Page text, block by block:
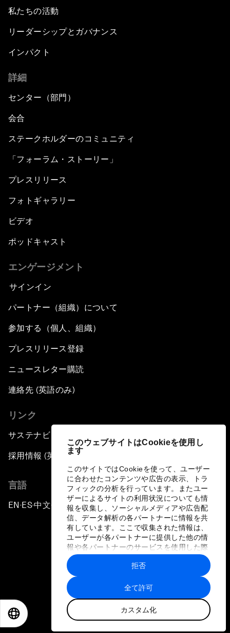
このウェブサイトはCookieを使用し
ます
このサイトではCookieを使って、ユーザー
に合わせたコンテンツや広告の表示、トラ
フィックの分析を行っています。またユー
ザーによるサイトの利用状況についても情
報を収集し、ソーシャルメディアや広告配
信、データ解析の各パートナーに情報を共
有しています。ここで収集された情報は、
ユーザーが各パートナーに提供した他の情
報や各パートナーのサービスを使用した際
に収集された情報と組み合わされ、各パー
トナーによって使用されることがありま
す。
全て許可
カスタム化
拒否
私たちの活動
リーダーシップとガバナンス
インパクト
詳細
センター（部門）
会合
ステークホルダーのコミュニティ
「フォーラム・ストーリー」
プレスリリース
フォトギャラリー
ビデオ
ポッドキャスト
エンゲージメント
サインイン
パートナー（組織）について
参加する（個人、組織）
プレスリリース登録
ニュースレター購読
連絡先 (英語のみ)
リンク
サステナビリティへの取り組み
採用情報 (英語のみ)
言語
EN ▪ ES▪中文▪ 日本語
プライバシーポリシーと利用規約
サイトマップ
©
世界経済フォーラム